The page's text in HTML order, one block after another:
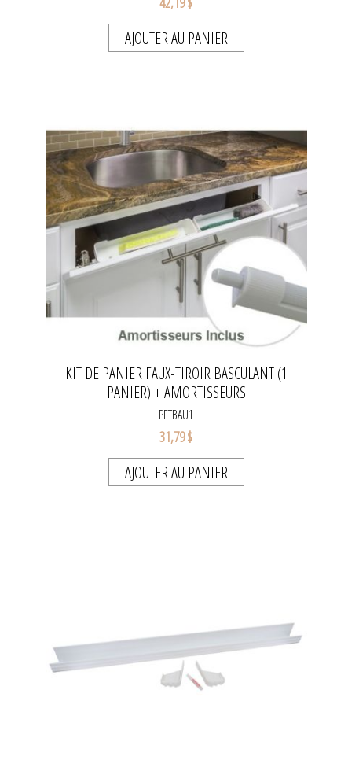
AJOUTER AU PANIER
KIT DE PANIER FAUX-TIROIR BASCULANT (1
PANIER) + AMORTISSEURS
PFTBAU1
31,79 $
AJOUTER AU PANIER